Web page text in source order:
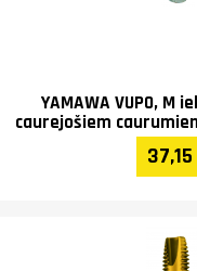
YAMAWA VUPO, M
caurejošiem